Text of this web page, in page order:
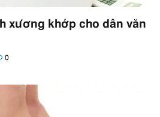
xương khớp cho dân văn
0